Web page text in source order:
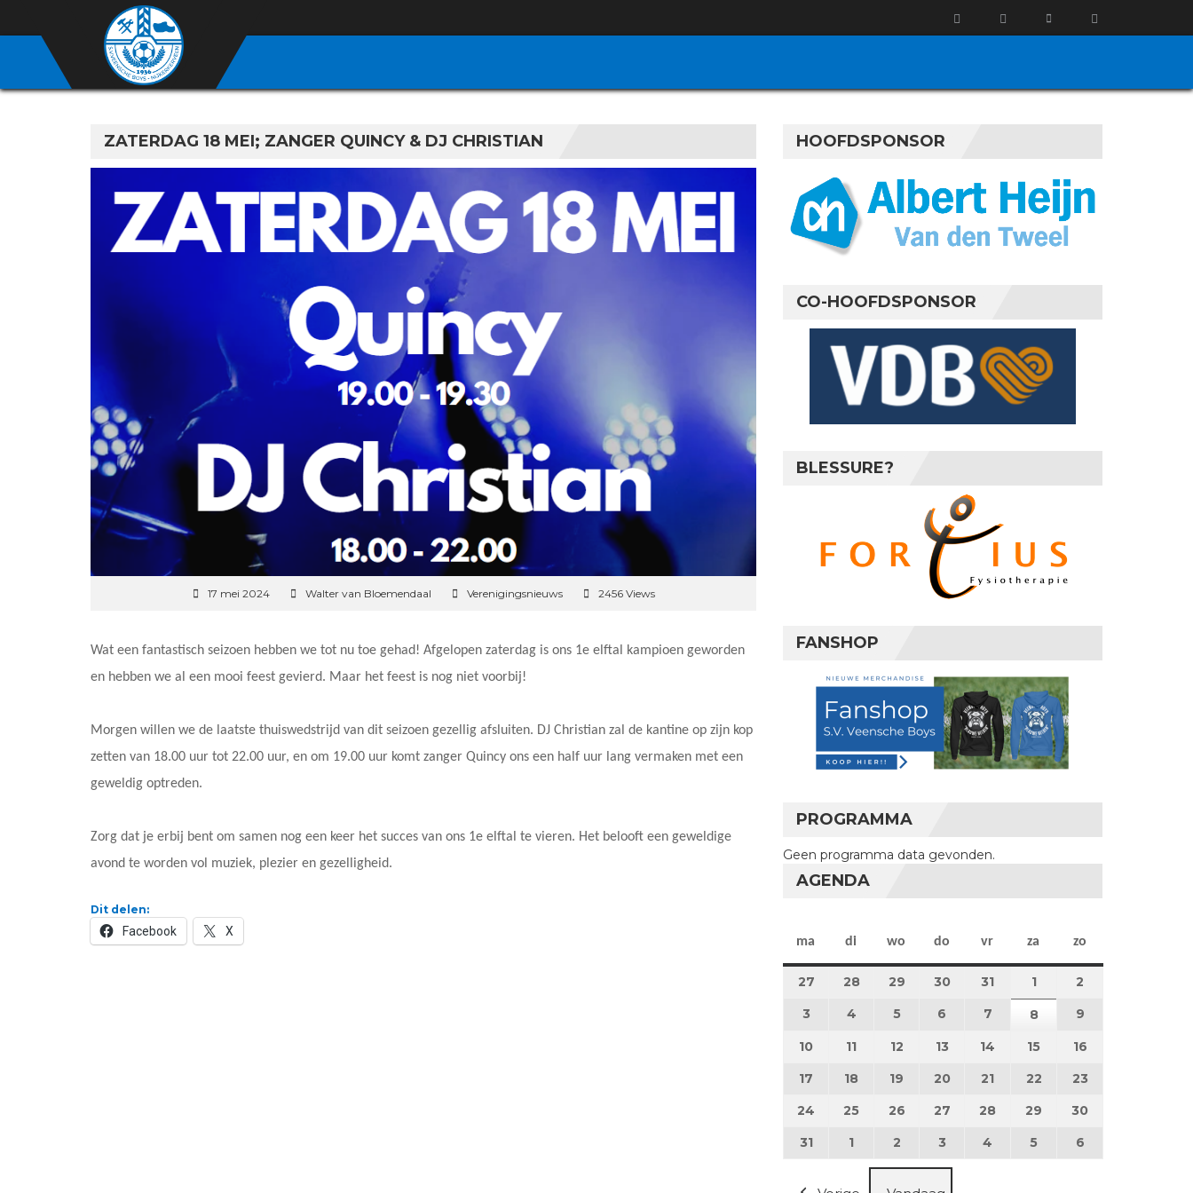
ZATERDAG 18 MEI; ZANGER QUINCY & DJ CHRISTIAN
17 mei 2024 Walter van Bloemendaal Verenigingsnieuws 2456 Views
Wat een fantastisch seizoen hebben we tot nu toe gehad! Afgelopen zaterdag is ons 1e elftal kampioen geworden
en hebben we al een mooi feest gevierd. Maar het feest is nog niet voorbij!
Morgen willen we de laatste thuiswedstrijd van dit seizoen gezellig afsluiten. DJ Christian zal de kantine op zijn kop
zetten van 18.00 uur tot 22.00 uur, en om 19.00 uur komt zanger Quincy ons een half uur lang vermaken met een
geweldig optreden.
Zorg dat je erbij bent om samen nog een keer het succes van ons 1e elftal te vieren. Het belooft een geweldige
avond te worden vol muziek, plezier en gezelligheid.
Dit delen:
Facebook X
HOOFDSPONSOR
CO-HOOFDSPONSOR
BLESSURE?
FANSHOP
PROGRAMMA
Geen programma data gevonden.
AGENDA
ma maandag
di dinsdag
wo woensdag
do donderdag
vr vrijdag
za zaterdag
zo
27 27 juli 2026
28 28 juli 2026
29 29 juli 2026
3030 juli 2026
31 31 juli 2026
11 augustus 2026
2
3 3 augustus 2026
4 4 augustus 2026
55 augustus 2026
6 6 augustus 2026
7 7 augustus 2026
88 augustus 2026
9
10 10 augustus 2026
11 11 augustus 2026
12 12 augustus 2026
13 13 augustus 2026
14 14 augustus 2026
15 15 augustus 2026
16
17 17 augustus 2026
18 18 augustus 2026
19 19 augustus 2026
20 20 augustus 2026
21 21 augustus 2026
22 22 augustus 2026
23
24 24 augustus 2026
25 25 augustus 2026
26 26 augustus 2026
27 27 augustus 2026
28 28 augustus 2026
29 29 augustus 2026
30
3131 augustus 2026
1 1 september 2026
2 2 september 2026
3 3 september 2026
4 4 september 2026
5 5 september 2026
6